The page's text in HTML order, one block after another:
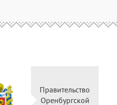
Министерство
культуры